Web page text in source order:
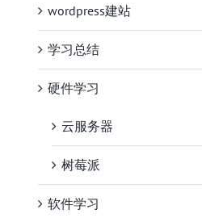
wordpress建站
学习总结
硬件学习
云服务器
树莓派
软件学习